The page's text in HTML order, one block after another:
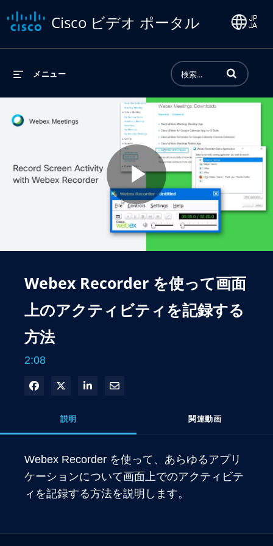
Cisco ビデオ ポータル
メニュー 動画の検索語句
Play
Webex Recorder を使って画面
上のアクティビティを記録する
方法
2:08
Facebook で共有
Xで共有する
LinkedIn で共有
電子メールで共有
説明 関連動画
Webex Recorder を使って、あらゆるアプリ
ケーションについて画面上でのアクティビテ
ィを記録する方法を説明します。